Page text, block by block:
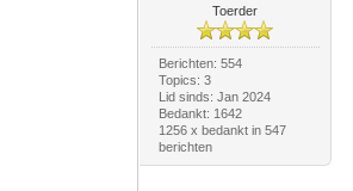
Toerder
Berichten: 554
Topics: 3
Lid sinds: Jan 2024
Bedankt: 1642
1256 x bedankt in 547
berichten